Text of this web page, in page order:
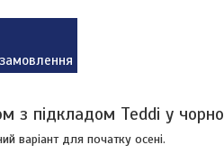
з підкладом Teddi у
варіант для початку осені.